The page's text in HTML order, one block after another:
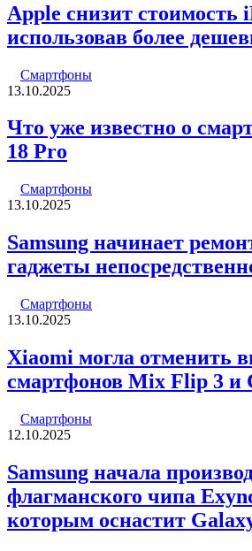
Apple снизит стоимость
использовав более
Смартфоны
13.10.2025
Что уже известно о
18 Pro
Смартфоны
13.10.2025
Samsung начинает
гаджеты
Смартфоны
13.10.2025
Xiaomi могла отменить
смартфонов Mix Flip 3 и
Смартфоны
12.10.2025
Samsung начала
флагманского чипа
которым оснастит